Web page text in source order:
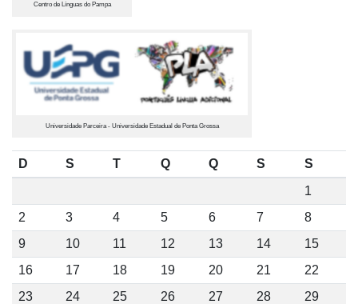
Centro de Línguas do Pampa
Universidade Parceira - Universidade Estadual de Ponta Grossa
D S T Q Q S
S
1
2
3 4 5 6 7
8
9
10 11 12 13 14
15
16
17 18 19 20 21
22
23
24 25 26 27 28
29